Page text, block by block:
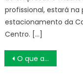
profissional, estará
estacionamento da
Centro. […]
Navegação
de
O que aconteceu com Marianinha em Renascer?